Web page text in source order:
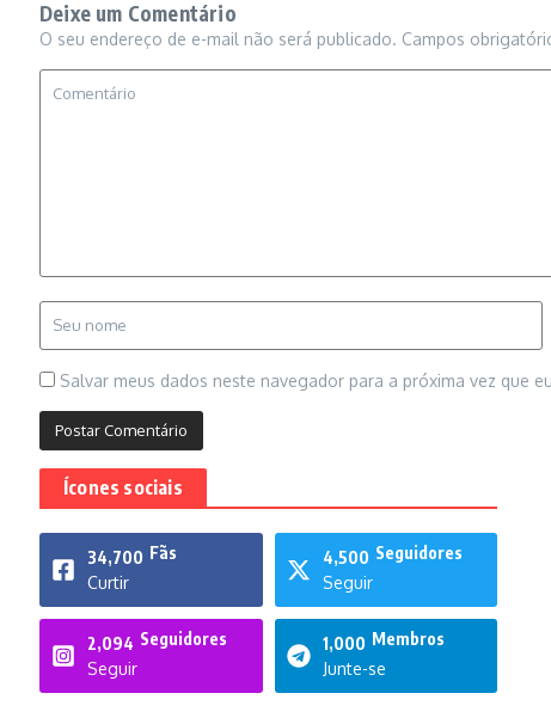
Deixe um Comentário
O seu endereço de e-mail não será publicado. Campos
Salvar meus dados neste navegador para a próxima vez que
Ícones sociais
34,700 Fãs
Curtir
4,500 Seguidores
Seguir
2,094 Seguidores
Seguir
1,000 Membros
Junte-se